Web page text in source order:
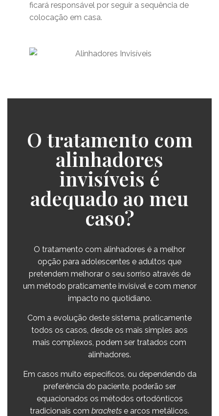
ficará responsável por seguir a sequência de
colocação em casa.
O tratamento com
alinhadores
invisíveis é
adequado ao meu
caso?
O tratamento com alinhadores é a melhor
opção para adolescentes e adultos que
pretendem melhorar o seu sorriso através de
um método praticamente invisível e com menor
impacto no quotidiano.
Com a evolução deste sistema, praticamente
todos os casos, desde os mais simples aos
mais complexos, podem ser tratados com
alinhadores.
Em casos muito específicos, ou dependendo da
preferência do paciente, poderão ser
equacionados os métodos ortodônticos
tradicionais com brackets e arcos metálicos.